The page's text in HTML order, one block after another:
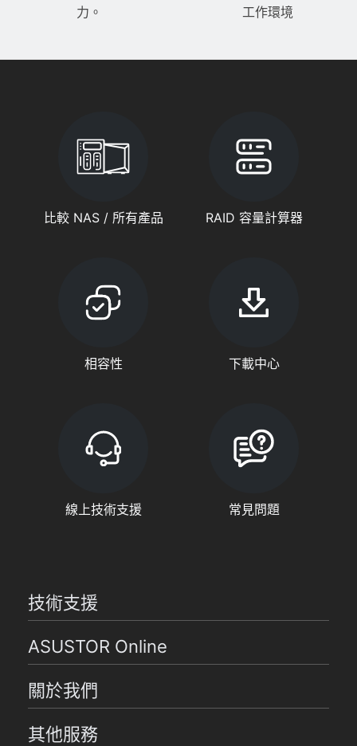
力。
工作環境
比較 NAS / 所有產品 RAID 容量計算器
相容性 下載中心
線上技術支援 常見問題
技術支援
ASUSTOR Online
關於我們
其他服務